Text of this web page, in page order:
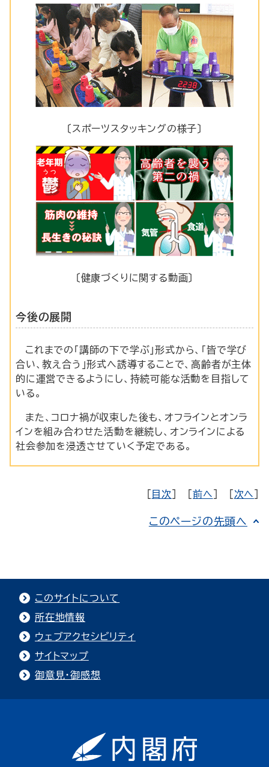
〔スポーツスタッキングの様子〕
〔健康づくりに関する動画〕
今後の展開
これまでの「講師の下で学ぶ」形式から、「皆で学び
合い、教え合う」形式へ誘導することで、高齢者が主体
的に運営できるようにし、持続可能な活動を目指して
いる。
また、コロナ禍が収束した後も、オフラインとオンラ
インを組み合わせた活動を継続し、オンラインによる
社会参加を浸透させていく予定である。
目次 前へ 次へ
このページの先頭へ
このサイトについて
所在地情報
ウェブアクセシビリティ
サイトマップ
御意見・御感想